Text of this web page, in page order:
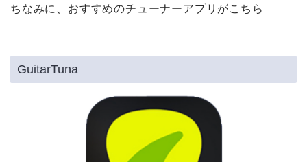
ちなみに、おすすめのチューナーアプリがこちら
GuitarTuna